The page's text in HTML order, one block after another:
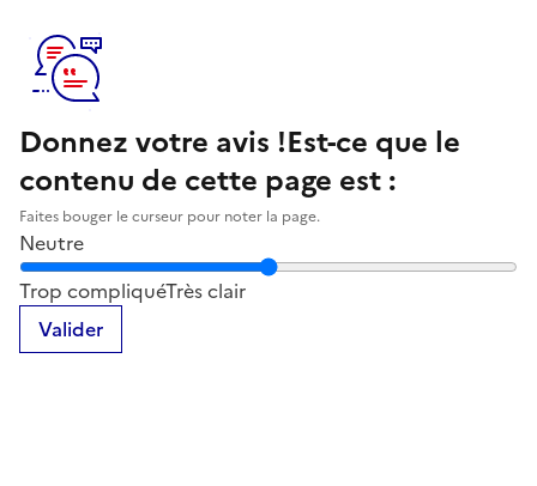
Donnez votre avis !Est-ce que le
contenu de cette page est :
Faites bouger le curseur pour noter la page.
Neutre
Notez la clarté du contenu de cette page
Trop compliquéTrès clair
Valider